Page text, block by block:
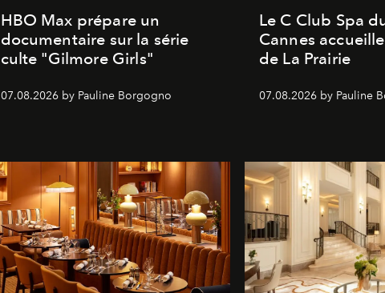
HBO Max prépare un
documentaire sur la série
culte "Gilmore Girls"
07.08.2026 by Pauline Borgogno
Le C Club Spa
Cannes
de La Prairie
07.08.2026 by Pauline